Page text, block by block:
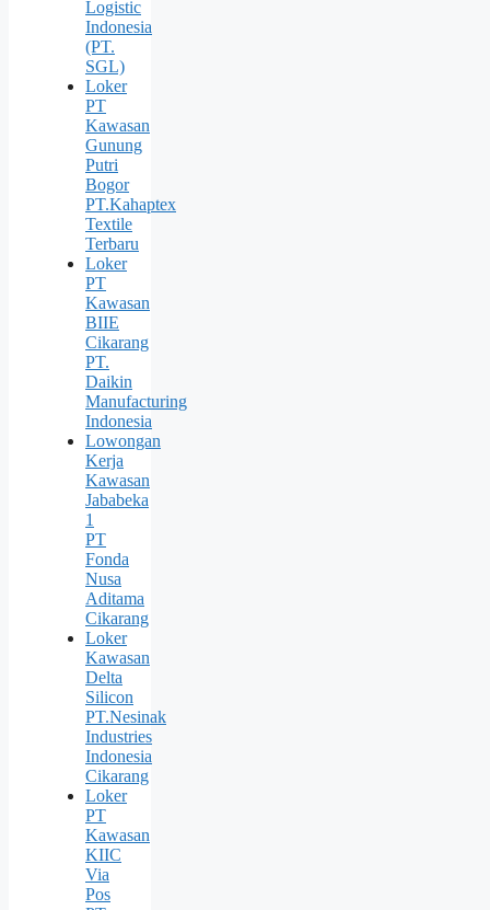
Logistic
Indonesia
(PT.
SGL)
Loker
PT
Kawasan
Gunung
Putri
Bogor
PT.Kahaptex
Textile
Terbaru
Loker
PT
Kawasan
BIIE
Cikarang
PT.
Daikin
Manufacturing
Indonesia
Lowongan
Kerja
Kawasan
Jababeka
1
PT
Fonda
Nusa
Aditama
Cikarang
Loker
Kawasan
Delta
Silicon
PT.Nesinak
Industries
Indonesia
Cikarang
Loker
PT
Kawasan
KIIC
Via
Pos